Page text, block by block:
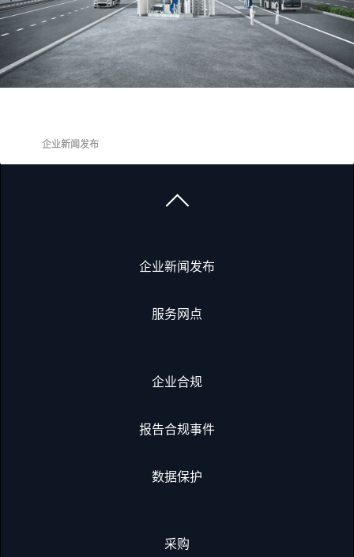
企业新闻发布
企业新闻发布
服务网点
企业合规
报告合规事件
数据保护
采购